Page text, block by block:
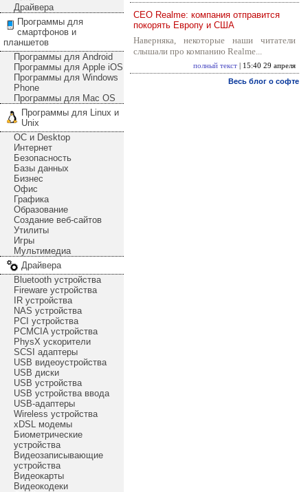
Драйвера
Программы для
смартфонов и
планшетов
Программы для Android
Программы для Apple iOS
Программы для Windows
Phone
Программы для Mac OS
Программы для Linux и
Unix
ОС и Desktop
Интернет
Безопасность
Базы данных
Бизнес
Офис
Графика
Образование
Создание веб-сайтов
Утилиты
Игры
Мультимедиа
Драйвера
Bluetooth устройства
Fireware устройства
IR устройства
NAS устройства
PCI устройства
PCMCIA устройства
PhysX ускорители
SCSI адаптеры
USB видеоустройства
USB диски
USB устройства
USB устройства ввода
USB-адаптеры
Wireless устройства
xDSL модемы
Биометрические
устройства
Видеозаписывающие
устройства
Видеокарты
Видеокодеки
CEO Realme: компания отправится
покорять Европу и США
Наверняка, некоторые наши читатели
слышали про компанию Realme...
полный текст | 15:40 29 апреля
Весь блог о софте